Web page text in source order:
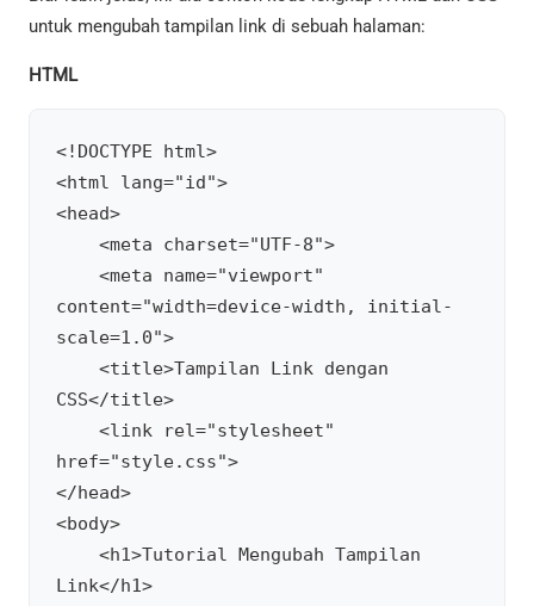
untuk mengubah tampilan link di sebuah halaman:
HTML
<!DOCTYPE html>
<html lang="id">
<head>
content="width=device-width, initial-
scale=1.0">
CSS</title>
href="style.css">
</head>
<body>
Link</h1>